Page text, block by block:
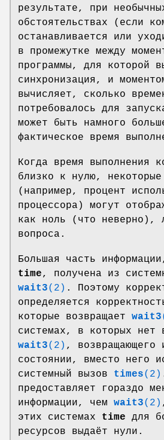
результате, при
обстоятельствах (если
останавливается или
в промежутке между
программы, для которой
синхронизация, и
вычисляет, сколько
потребовалось для
может быть намного
фактическое время
Когда время выполнения
близко к нулю, некоторые
(например, процент
процессора) могут
как ноль (что неверно),
вопроса.
Большая часть
time, получена из
wait3(2) . Поэтому
определяется
которые возвращает wait3
системах, в которых нет
wait3(2) , возвращающего
состоянии, вместо него
системный вызов times(2)
предоставляет гораздо
информации, чем wait3(2)
этих системах time для
ресурсов выдаёт нули.